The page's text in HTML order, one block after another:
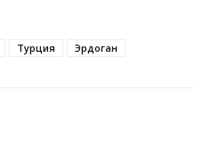
Турция Эрдоган